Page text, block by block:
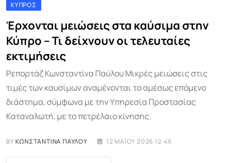
ΚΎΠΡΟΣ
Έρχονται μειώσεις στα καύσιμα στην
Κύπρο – Τι δείχνουν οι τελευταίες
εκτιμήσεις
Ρεπορτάζ Κωνσταντίνα Παύλου Μικρές μειώσεις στις
τιμές των καυσίμων αναμένονται το αμέσως επόμενο
διάστημα, σύμφωνα με την Υπηρεσία Προστασίας
Καταναλωτή, με το πετρέλαιο κίνησης.
BYΚΩΝΣΤΑΝΤΊΝΑ ΠΑΎΛΟΥ 12 ΜΑΪ́ΟΥ 2026 12:46